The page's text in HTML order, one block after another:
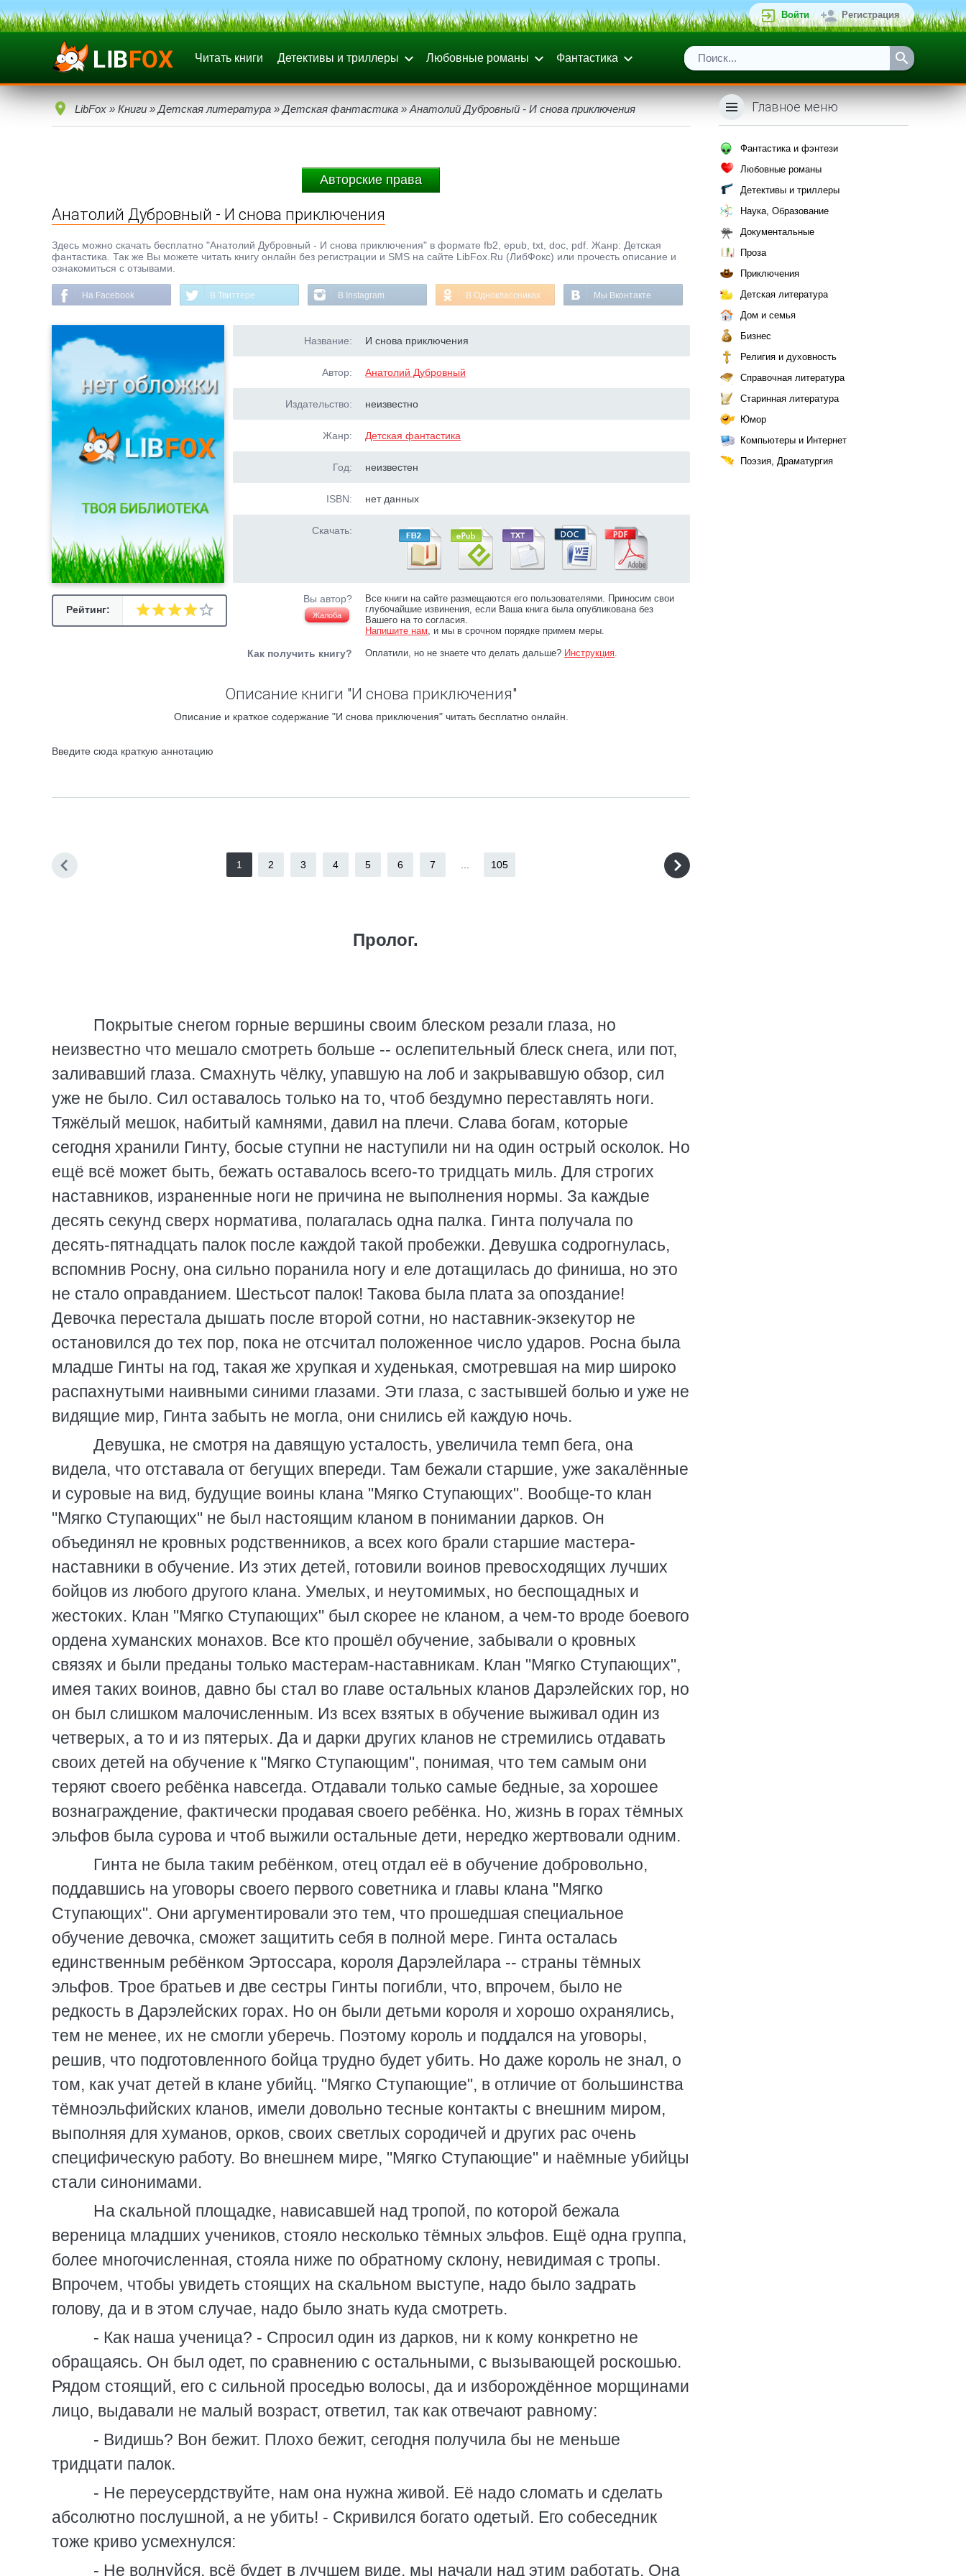
Войти Регистрация
Читать книги Детективы и триллеры Любовные романы Фантастика
LibFox » Книги » Детская литература » Детская фантастика » Анатолий Дубровный - И снова приключения
Авторские права
Анатолий Дубровный - И снова приключения
Здесь можно скачать бесплатно "Анатолий Дубровный - И снова приключения" в формате fb2, epub, txt, doc, pdf. Жанр: Детская
фантастика. Так же Вы можете читать книгу онлайн без регистрации и SMS на сайте LibFox.Ru (ЛибФокс) или прочесть описание и
ознакомиться с отзывами.
На Facebook В Твиттере В Instagram В Одноклассниках Мы Вконтакте
Рейтинг:
Название: И снова приключения
Автор: Анатолий Дубровный
Издательство: неизвестно
Жанр: Детская фантастика
Год: неизвестен
ISBN: нет данных
Скачать:
Вы автор?
Жалоба
Все книги на сайте размещаются его пользователями. Приносим свои
глубочайшие извинения, если Ваша книга была опубликована без
Вашего на то согласия.
Напишите нам, и мы в срочном порядке примем меры.
Как получить книгу? Оплатили, но не знаете что делать дальше? Инструкция.
Описание книги "И снова приключения"
Описание и краткое содержание "И снова приключения" читать бесплатно онлайн.
Введите сюда краткую аннотацию
1 2 3 4 5 6 7 105
Пролог.
Покрытые снегом горные вершины своим блеском резали глаза, но
неизвестно что мешало смотреть больше -- ослепительный блеск снега, или пот,
заливавший глаза. Смахнуть чёлку, упавшую на лоб и закрывавшую обзор, сил
уже не было. Сил оставалось только на то, чтоб бездумно переставлять ноги.
Тяжёлый мешок, набитый камнями, давил на плечи. Слава богам, которые
сегодня хранили Гинту, босые ступни не наступили ни на один острый осколок. Но
ещё всё может быть, бежать оставалось всего-то тридцать миль. Для строгих
наставников, израненные ноги не причина не выполнения нормы. За каждые
десять секунд сверх норматива, полагалась одна палка. Гинта получала по
десять-пятнадцать палок после каждой такой пробежки. Девушка содрогнулась,
вспомнив Росну, она сильно поранила ногу и еле дотащилась до финиша, но это
не стало оправданием. Шестьсот палок! Такова была плата за опоздание!
Девочка перестала дышать после второй сотни, но наставник-экзекутор не
остановился до тех пор, пока не отсчитал положенное число ударов. Росна была
младше Гинты на год, такая же хрупкая и худенькая, смотревшая на мир широко
распахнутыми наивными синими глазами. Эти глаза, с застывшей болью и уже не
видящие мир, Гинта забыть не могла, они снились ей каждую ночь.
Девушка, не смотря на давящую усталость, увеличила темп бега, она
видела, что отставала от бегущих впереди. Там бежали старшие, уже закалённые
и суровые на вид, будущие воины клана "Мягко Ступающих". Вообще-то клан
"Мягко Ступающих" не был настоящим кланом в понимании дарков. Он
объединял не кровных родственников, а всех кого брали старшие мастера-
наставники в обучение. Из этих детей, готовили воинов превосходящих лучших
бойцов из любого другого клана. Умелых, и неутомимых, но беспощадных и
жестоких. Клан "Мягко Ступающих" был скорее не кланом, а чем-то вроде боевого
ордена хуманских монахов. Все кто прошёл обучение, забывали о кровных
связях и были преданы только мастерам-наставникам. Клан "Мягко Ступающих",
имея таких воинов, давно бы стал во главе остальных кланов Дарэлейских гор, но
он был слишком малочисленным. Из всех взятых в обучение выживал один из
четверых, а то и из пятерых. Да и дарки других кланов не стремились отдавать
своих детей на обучение к "Мягко Ступающим", понимая, что тем самым они
теряют своего ребёнка навсегда. Отдавали только самые бедные, за хорошее
вознаграждение, фактически продавая своего ребёнка. Но, жизнь в горах тёмных
эльфов была сурова и чтоб выжили остальные дети, нередко жертвовали одним.
Гинта не была таким ребёнком, отец отдал её в обучение добровольно,
поддавшись на уговоры своего первого советника и главы клана "Мягко
Ступающих". Они аргументировали это тем, что прошедшая специальное
обучение девочка, сможет защитить себя в полной мере. Гинта осталась
единственным ребёнком Эртоссара, короля Дарэлейлара -- страны тёмных
эльфов. Трое братьев и две сестры Гинты погибли, что, впрочем, было не
редкость в Дарэлейских горах. Но он были детьми короля и хорошо охранялись,
тем не менее, их не смогли уберечь. Поэтому король и поддался на уговоры,
решив, что подготовленного бойца трудно будет убить. Но даже король не знал, о
том, как учат детей в клане убийц. "Мягко Ступающие", в отличие от большинства
тёмноэльфийских кланов, имели довольно тесные контакты с внешним миром,
выполняя для хуманов, орков, своих светлых сородичей и других рас очень
специфическую работу. Во внешнем мире, "Мягко Ступающие" и наёмные убийцы
стали синонимами.
На скальной площадке, нависавшей над тропой, по которой бежала
вереница младших учеников, стояло несколько тёмных эльфов. Ещё одна группа,
более многочисленная, стояла ниже по обратному склону, невидимая с тропы.
Впрочем, чтобы увидеть стоящих на скальном выступе, надо было задрать
голову, да и в этом случае, надо было знать куда смотреть.
- Как наша ученица? - Спросил один из дарков, ни к кому конкретно не
обращаясь. Он был одет, по сравнению с остальными, с вызывающей роскошью.
Рядом стоящий, его с сильной проседью волосы, да и изборождённое морщинами
лицо, выдавали не малый возраст, ответил, так как отвечают равному:
- Видишь? Вон бежит. Плохо бежит, сегодня получила бы не меньше
тридцати палок.
- Не переусердствуйте, нам она нужна живой. Её надо сломать и сделать
абсолютно послушной, а не убить! - Скривился богато одетый. Его собеседник
тоже криво усмехнулся:
- Не волнуйся, всё будет в лучшем виде, мы начали над этим работать. Она
Главное меню
Фантастика и фэнтези
Любовные романы
Детективы и триллеры
Наука, Образование
Документальные
Проза
Приключения
Детская литература
Дом и семья
Бизнес
Религия и духовность
Справочная литература
Старинная литература
Юмор
Компьютеры и Интернет
Поэзия, Драматургия